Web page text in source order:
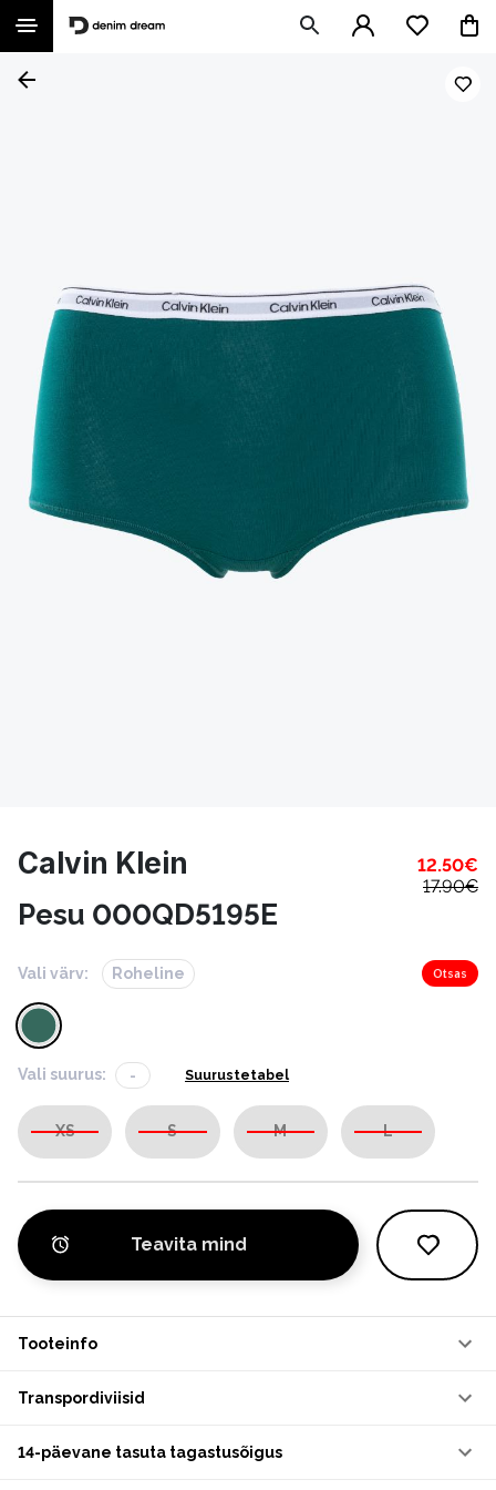
Calvin Klein 12.50€
17.90€
Pesu 000QD5195E
Vali värv: Roheline Otsas
Vali suurus: - Suurustetabel
XS S M L
Teavita mind
Tooteinfo
Transpordiviisid
14-päevane tasuta tagastusõigus